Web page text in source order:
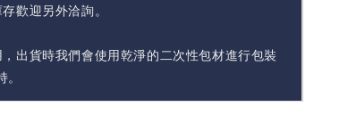
歡迎另外洽詢。
出貨時我們會使用乾淨的二次性包材進行包裝